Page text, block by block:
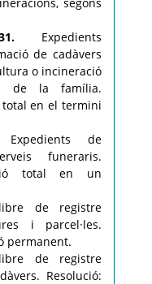
Expedients
de cadàvers
o incineració
de la família.
total en el termini
de
funeraris.
total en un
de registre
i parcel·les.
permanent.
de registre
Resolució: